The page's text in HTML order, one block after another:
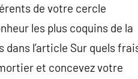
de votre cercle
les plus coquins de la
l’article Sur quels
et concevez votre